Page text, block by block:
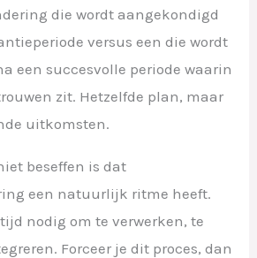
die wordt aangekondigd
versus een die wordt
een succesvolle periode waarin
zit. Hetzelfde plan, maar
uitkomsten.
beseffen is dat
een natuurlijk ritme heeft.
nodig om te verwerken, te
Forceer je dit proces, dan